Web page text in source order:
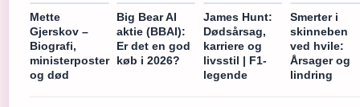
Mette
Gjerskov –
Biografi,
ministerposter
og død
Big Bear AI
aktie (BBAI):
Er det en god
køb i 2026?
James Hunt:
Dødsårsag,
karriere og
livsstil | F1-
legende
Smerter i
skinneben
ved hvile:
Årsager og
lindring